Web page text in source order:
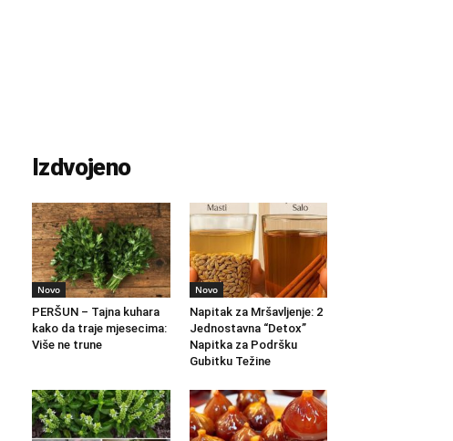
Izdvojeno
Novo
PERŠUN – Tajna kuhara
kako da traje mjesecima:
Više ne trune
Novo
Napitak za Mršavljenje: 2
Jednostavna “Detox”
Napitka za Podršku
Gubitku Težine